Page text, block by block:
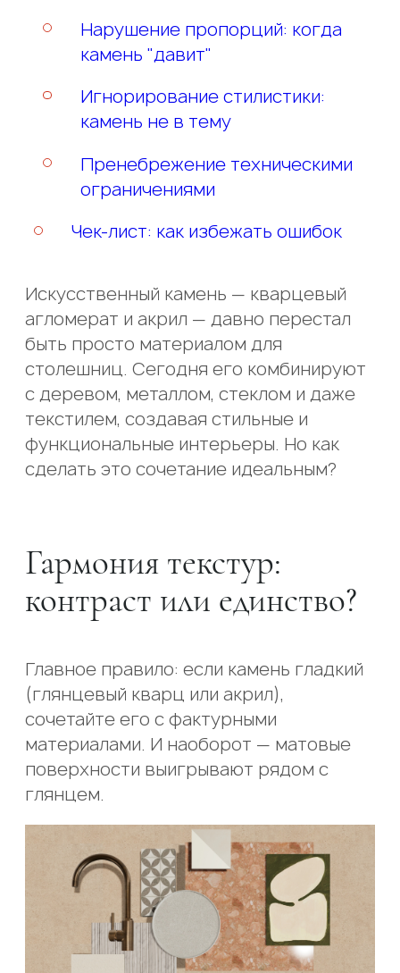
Нарушение пропорций: когда
камень "давит"
Игнорирование стилистики:
камень не в тему
Пренебрежение техническими
ограничениями
Чек-лист: как избежать ошибок
Искусственный камень — кварцевый
агломерат и акрил — давно перестал
быть просто материалом для
столешниц. Сегодня его комбинируют
с деревом, металлом, стеклом и даже
текстилем, создавая стильные и
функциональные интерьеры. Но как
сделать это сочетание идеальным?
Гармония текстур:
контраст или единство?
Главное правило: если камень гладкий
(глянцевый кварц или акрил),
сочетайте его с фактурными
материалами. И наоборот — матовые
поверхности выигрывают рядом с
глянцем.